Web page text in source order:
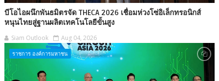
บีโอไอผนึกพันธมิตรจัด THECA 2026 เชื่อมห่วงโซ่อิเล็กทรอนิกส์
หนุนไทยสู่ฐานผลิตเทคโนโลยีขั้นสูง
Siam Outlook Aug 04, 2026
ราชการ องค์การมหาชน